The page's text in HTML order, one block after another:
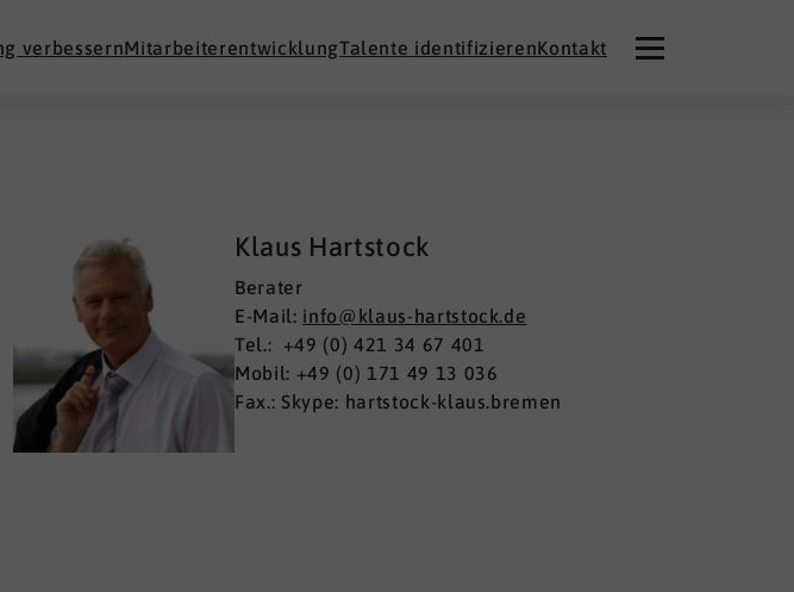
verbessernMitarbeiterentwicklungTalente identifizierenKontakt
Klaus Hartstock
Berater
E-Mail: info@klaus-hartstock.de
Tel.: +49 (0) 421 34 67 401
Mobil: +49 (0) 171 49 13 036
Fax.: Skype: hartstock-klaus.bremen